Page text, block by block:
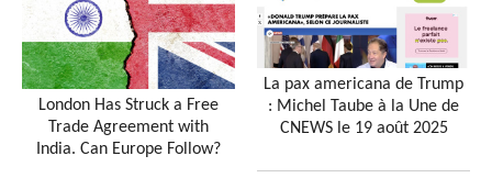
London Has Struck a Free
Trade Agreement with
India. Can Europe Follow?
La pax americana de Trump
: Michel Taube à la Une de
CNEWS le 19 août 2025